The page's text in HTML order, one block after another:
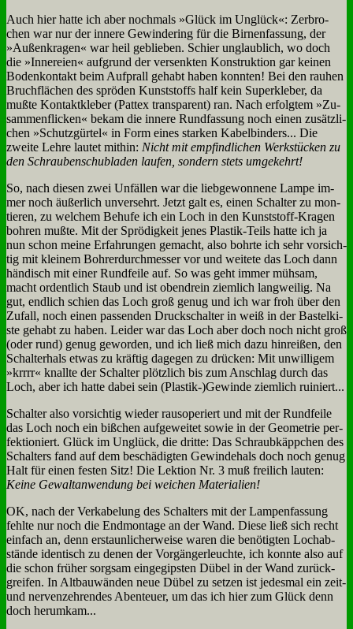
Auch hier hat­te ich aber noch­mals »Glück im Un­glück«: Zer­bro­
chen war nur der in­ne­re Ge­win­de­ring für die Bir­nen­fas­sung, der
»Au­ßen­kra­gen« war heil ge­blie­ben. Schier un­glaub­lich, wo doch
die »In­ne­rei­en« auf­grund der ver­senk­ten Kon­struk­ti­on gar kei­nen
Bo­den­kon­takt beim Auf­prall ge­habt ha­ben konn­ten! Bei den rau­hen
Bruch­flä­chen des sprö­den Kunst­stoffs half kein Su­per­kle­ber, da
muß­te Kon­takt­kle­ber (Pat­tex trans­pa­rent) ran. Nach er­folg­tem »Zu­
sam­men­flicken« be­kam die in­ne­re Rund­fas­sung noch ei­nen zu­sätz­li­
chen »Schutz­gür­tel« in Form ei­nes star­ken Ka­bel­bin­ders... Die
zwei­te Leh­re lau­tet mit­hin: Nicht mit emp­find­li­chen Werk­stücken zu
den Schrau­ben­schub­la­den lau­fen, son­dern stets um­ge­kehrt!
So, nach die­sen zwei Un­fäl­len war die lieb­ge­won­ne­ne Lam­pe im­
mer noch äu­ßer­lich un­ver­sehrt. Jetzt galt es, ei­nen Schal­ter zu mon­
tie­ren, zu wel­chem Be­hu­fe ich ein Loch in den Kunst­stoff-Kra­gen
boh­ren muß­te. Mit der Sprö­dig­keit je­nes Pla­stik-Teils hat­te ich ja
nun schon mei­ne Er­fah­run­gen ge­macht, al­so bohr­te ich sehr vor­sich­
tig mit klei­nem Boh­rer­durch­mes­ser vor und wei­te­te das Loch dann
hän­disch mit ei­ner Rund­fei­le auf. So was geht im­mer müh­sam,
macht or­dent­lich Staub und ist oben­drein ziem­lich lang­wei­lig. Na
gut, end­lich schien das Loch groß ge­nug und ich war froh über den
Zu­fall, noch ei­nen pas­sen­den Druck­schal­ter in weiß in der Ba­stel­ki­
ste ge­habt zu ha­ben. Lei­der war das Loch aber doch noch nicht groß
(oder rund) ge­nug ge­wor­den, und ich ließ mich da­zu hin­rei­ßen, den
Schal­ter­hals et­was zu kräf­tig da­ge­gen zu drücken: Mit un­wil­li­gem
»krrrr« knall­te der Schal­ter plötz­lich bis zum An­schlag durch das
Loch, aber ich hat­te da­bei sein (Plastik-)Gewinde ziem­lich rui­niert...
Schal­ter al­so vor­sich­tig wie­der raus­ope­riert und mit der Rund­fei­le
das Loch noch ein biß­chen auf­ge­wei­tet so­wie in der Geo­me­trie per­
fek­tio­niert. Glück im Un­glück, die drit­te: Das Schraub­käpp­chen des
Schal­ters fand auf dem be­schä­dig­ten Ge­win­de­hals doch noch ge­nug
Halt für ei­nen fe­sten Sitz! Die Lek­ti­on Nr. 3 muß frei­lich lau­ten:
Kei­ne Ge­walt­an­wen­dung bei wei­chen Ma­te­ria­li­en!
OK, nach der Ver­ka­be­lung des Schal­ters mit der Lam­pen­fas­sung
fehl­te nur noch die End­mon­ta­ge an der Wand. Die­se ließ sich recht
ein­fach an, denn er­staun­li­cher­wei­se wa­ren die be­nö­tig­ten Loch­ab­
stän­de iden­tisch zu de­nen der Vor­gän­ger­leuch­te, ich konn­te al­so auf
die schon frü­her sorg­sam ein­ge­gip­sten Dü­bel in der Wand zu­rück­
grei­fen. In Alt­bau­wän­den neue Dü­bel zu set­zen ist je­des­mal ein zeit-
und ner­ven­zeh­ren­des Aben­teu­er, um das ich hier zum Glück denn
doch her­um­kam...